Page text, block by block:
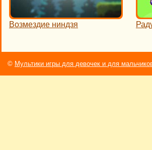
Возмездие ниндзя
© Мультики игры для девочек и для